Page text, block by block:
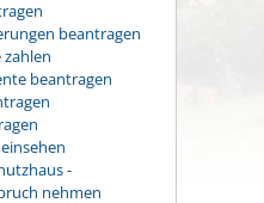
beantragen
zahlen
beantragen
-
nehmen